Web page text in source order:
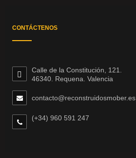
CONTÁCTENOS
Calle de la Constitución, 121.
46340. Requena. Valencia
contacto@reconstruidosmober.es
(+34) 960 591 247